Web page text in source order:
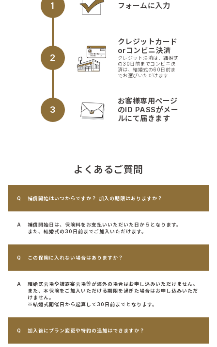
1 フォームに入力
2
クレジットカード
orコンビニ決済
クレジット決済は、結婚式
の30日前までコンビニ決
済は、結婚式の60日前ま
でお選びいただけます
3
お客様専用ページ
のID PASSがメー
ルにて届きます
よくあるご質問
補償開始はいつからですか？ 加入の期限はありますか？
補償開始日は、保険料をお支払いいただいた日からとなります。
また、結婚式の30日前までご加入いただけます。
この保険に入れない場合はありますか？
結婚式会場や披露宴会場等が海外の場合はお申し込みいただけません。
また、本保険をご加入いただける期限を過ぎた場合はお申し込みいただ
けません。
※結婚式開催日から起算して30日前までとなります。
加入後にプラン変更や特約の追加はできますか？